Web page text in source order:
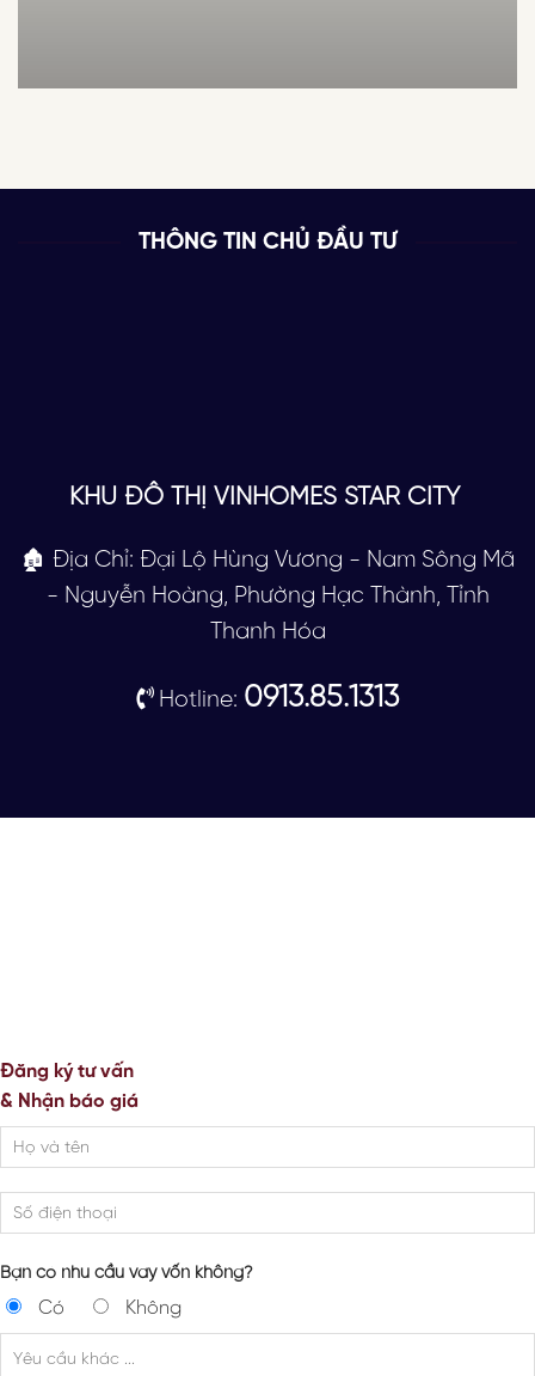
THÔNG TIN CHỦ ĐẦU TƯ
KHU ĐÔ THỊ VINHOMES STAR CITY
🏚 Địa Chỉ: Đại Lộ Hùng Vương - Nam Sông Mã
- Nguyễn Hoàng, Phường Hạc Thành, Tỉnh
Thanh Hóa
Hotline: 0913.85.1313
Đăng ký tư vấn
& Nhận báo giá
Bạn có nhu cầu vay vốn không?
Có Không